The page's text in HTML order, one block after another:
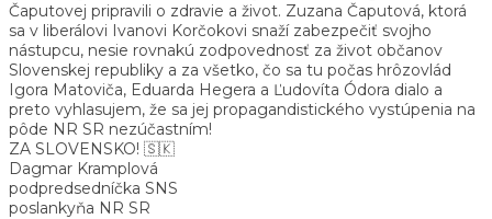
Čaputovej pripravili o zdravie a život. Zuzana Čaputová, ktorá
sa v liberálovi Ivanovi Korčokovi snaží zabezpečiť svojho
nástupcu, nesie rovnakú zodpovednosť za život občanov
Slovenskej republiky a za všetko, čo sa tu počas hrôzovlád
Igora Matoviča, Eduarda Hegera a Ľudovíta Ódora dialo a
preto vyhlasujem, že sa jej propagandistického vystúpenia na
pôde NR SR nezúčastním!
ZA SLOVENSKO! 🇸🇰
Dagmar Kramplová
podpredsedníčka SNS
poslankyňa NR SR